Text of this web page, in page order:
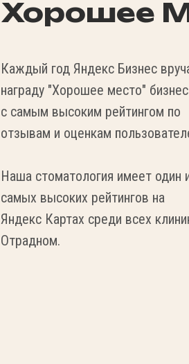
Хорошее
Каждый год Яндекс Бизнес
награду "Хорошее место"
с самым высоким рейтингом по
отзывам и оценкам
Наша стоматология имеет один
самых высоких рейтингов на
Яндекс Картах среди всех
Отрадном.